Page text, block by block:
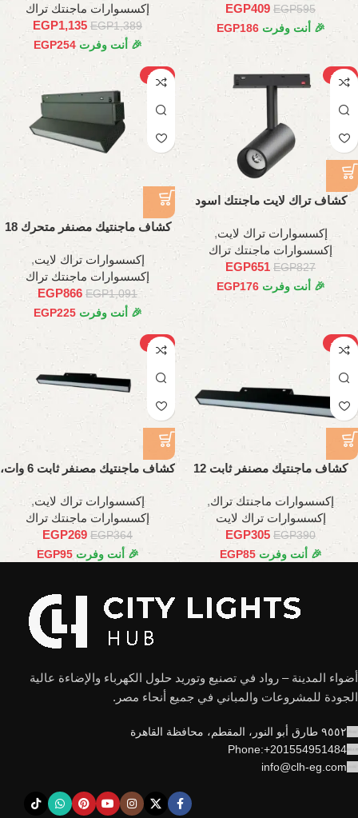
EGP595
EGP409
🎉 أنت وفرت EGP186
إكسسوارات ماجنتك تراك
EGP1,389
EGP1,135
🎉 أنت وفرت EGP254
-21%
كشاف تراك لايت ماجنتك اسود
اسطواني, 20وات
إكسسوارات تراك لايت,
إكسسوارات ماجنتك تراك
EGP827
EGP651
🎉 أنت وفرت EGP176
-21%
كشاف ماجنتيك مصنفر متحرك 18
إكسسوارات تراك لايت,
إكسسوارات ماجنتك تراك
EGP1,091
EGP866
🎉 أنت وفرت EGP225
-22%
كشاف ماجنتيك مصنفر ثابت 12
إكسسوارات ماجنتك تراك,
إكسسوارات تراك لايت
EGP390
EGP305
🎉 أنت وفرت EGP85
-26%
كشاف ماجنتيك مصنفر ثابت 6 وات،
إكسسوارات تراك لايت,
إكسسوارات ماجنتك تراك
EGP364
EGP269
🎉 أنت وفرت EGP95
أضواء المدينة – رواد في تصنيع وتوريد حلول الكهرباء والإضاءة عالية
الجودة للمشروعات والمباني في جميع أنحاء مصر.
٩٥٥٢ طارق أبو النور، المقطم، محافظة القاهرة
Phone:+201554951484
info@clh-eg.com